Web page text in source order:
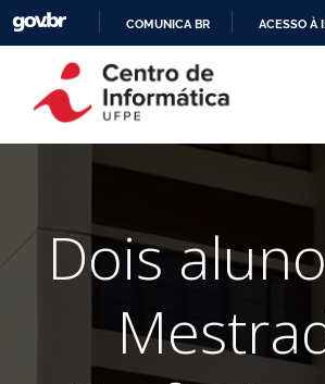
CONTEÚDO
COMUNICA BR ACESSO À
Dois